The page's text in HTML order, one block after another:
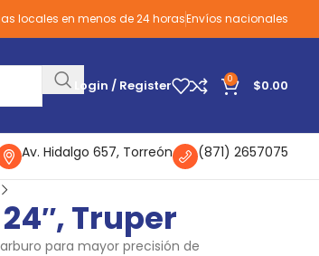
locales en menos de 24 horasEnvíos nacionales
Login / Register 0 $0.00
Av. Hidalgo 657, Torreón (871) 2657075
Truper
para mayor precisión de